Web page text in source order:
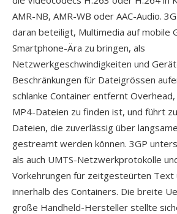
AMR-NB, AMR-WB oder AAC-Audio.
daran beteiligt, Multimedia auf mobile
Smartphone-Ära zu bringen, als
Netzwerkgeschwindigkeiten und
Beschränkungen für Dateigrössen
schlanke Container entfernt
MP4-Dateien zu finden ist, und führt
Dateien, die zuverlässig über
gestreamt werden können. 3GP
als auch UMTS-Netzwerkprotokolle
Vorkehrungen für zeitgesteürten Text
innerhalb des Containers. Die breite
große Handheld-Hersteller stellte